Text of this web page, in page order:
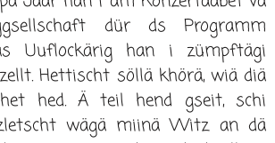
dür ds Programm
Uuflockärig han i zümpftägi
Hettischt söllä khörä, wiä diä
hed. Ä teil hend gseit, schi
wägä miinä Witz an dä